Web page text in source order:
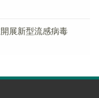
展新型流感病毒